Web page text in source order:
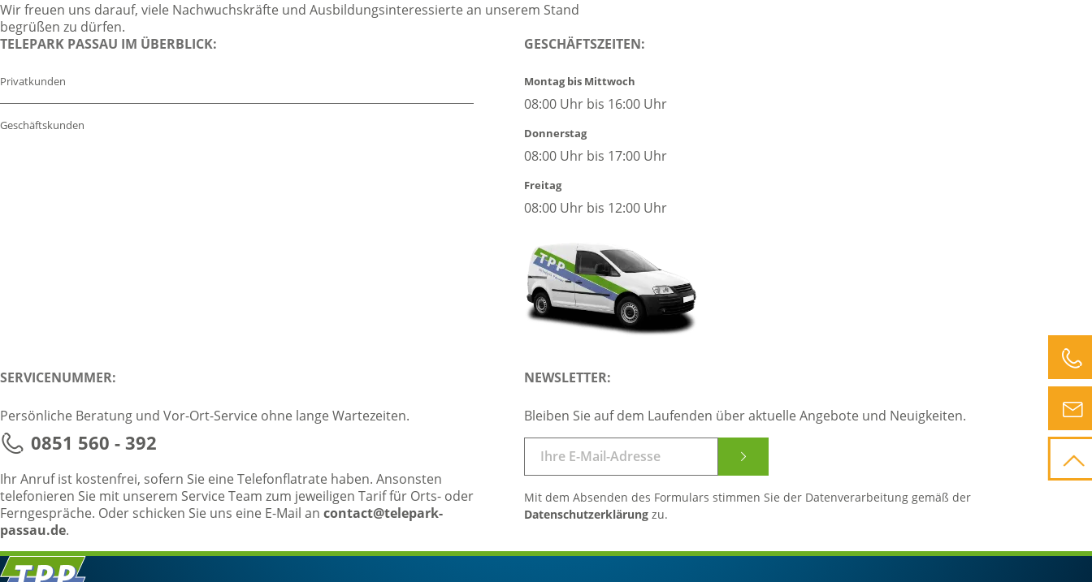
Wir freuen uns darauf, viele Nachwuchskräfte und Ausbildungsinteressierte an unserem Stand
begrüßen zu dürfen.
TELEPARK PASSAU IM ÜBERBLICK:
Privatkunden
Geschäftskunden
GESCHÄFTSZEITEN:
Montag bis Mittwoch
08:00 Uhr bis 16:00 Uhr
Donnerstag
08:00 Uhr bis 17:00 Uhr
Freitag
08:00 Uhr bis 12:00 Uhr
SERVICENUMMER:
Persönliche Beratung und Vor-Ort-Service ohne lange Wartezeiten.
0851 560 - 392
Ihr Anruf ist kostenfrei, sofern Sie eine Telefonflatrate haben. Ansonsten
telefonieren Sie mit unserem Service Team zum jeweiligen Tarif für Orts- oder
Ferngespräche. Oder schicken Sie uns eine E-Mail an contact@telepark-
passau.de.
NEWSLETTER:
Bleiben Sie auf dem Laufenden über aktuelle Angebote und Neuigkeiten.
Mit dem Absenden des Formulars stimmen Sie der Datenverarbeitung gemäß der
Datenschutzerklärungzu.